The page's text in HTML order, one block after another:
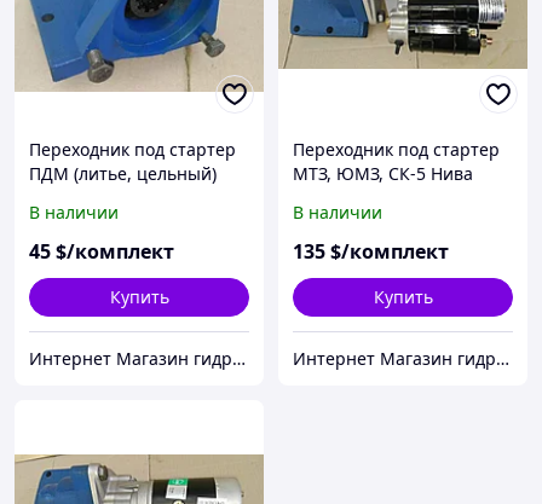
Переходник под стартер
ПДМ (литье, цельный)
В наличии
45$/комплект
Купить
Интернет Магазин гидравлических узлов
Переходник под стартер
МТЗ, ЮМЗ, СК-5 Нива
В наличии
135$/комплект
Купить
Интернет Магазин гидравлических узлов